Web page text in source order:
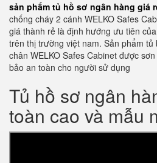
sản phẩm tủ hồ sơ ngân hàng giá
chống cháy 2 cánh WELKO Safes
giá thành rẻ là định hướng ưu tiên
trên thị trường việt nam. Sản phẩm tủ
chân WELKO Safes Cabinet được
bảo an toàn cho người sử dụng
Tủ hồ sơ ngân
toàn cao và mẫu